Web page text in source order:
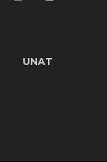
UNAT